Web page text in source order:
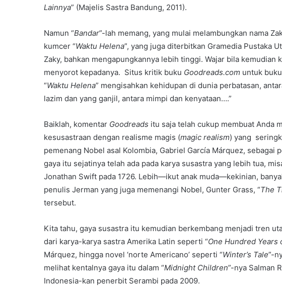
Lainnya” (Majelis Sastra Bandung, 2011).
Namun “Bandar”-lah memang, yang mulai melambungkan nama
kumcer “Waktu Helena”, yang juga diterbitkan Gramedia Pustaka
Zaky, bahkan mengapungkannya lebih tinggi. Wajar bila
menyorot kepadanya. Situs kritik buku Goodreads.com untuk
“Waktu Helena” mengisahkan kehidupan di dunia perbatasan,
lazim dan yang ganjil, antara mimpi dan kenyataan….”
Baiklah, komentar Goodreads itu saja telah cukup membuat Anda
kesusastraan dengan realisme magis (magic realism) yang
pemenang Nobel asal Kolombia, Gabriel García Márquez, sebagai
gaya itu sejatinya telah ada pada karya susastra yang lebih tua,
Jonathan Swift pada 1726. Lebih—ikut anak muda—kekinian,
penulis Jerman yang juga memenangi Nobel, Gunter Grass, “The
tersebut.
Kita tahu, gaya susastra itu kemudian berkembang menjadi tren
dari karya-karya sastra Amerika Latin seperti “One Hundred Years
Márquez, hingga novel ‘norte Americano’ seperti “Winter’s Tale”-
melihat kentalnya gaya itu dalam “Midnight Children”-nya Salman
Indonesia-kan penerbit Serambi pada 2009.